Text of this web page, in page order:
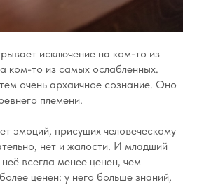
исключение на ком-то из
ком-то из самых ослабленных.
очень архаичное сознание. Оно
племени.
эмоций, присущих человеческому
нет и жалости. И младший
всегда менее ценен, чем
ценен: у него больше знаний,